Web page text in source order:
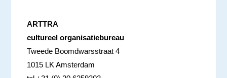
ARTTRA
cultureel organisatiebureau
Tweede Boomdwarsstraat 4
1015 LK Amsterdam